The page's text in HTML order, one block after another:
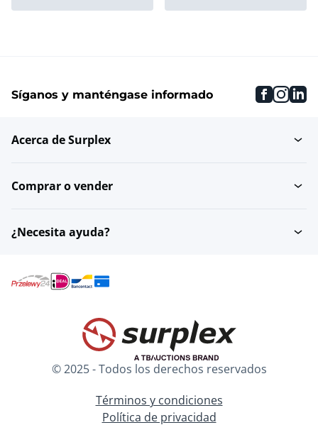
Dormitorio Cómodas
Síganos y manténgase informado
Acerca de Surplex
Comprar o vender
¿Necesita ayuda?
© 2025 - Todos los derechos reservados
Términos y condiciones
Política de privacidad